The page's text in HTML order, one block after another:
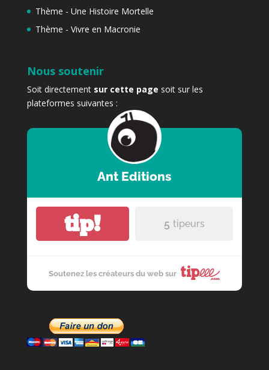
Thème - Une Histoire Mortelle
Thème - Vivre en Macronie
Nous soutenir
Soit directement sur cette page soit sur les
plateformes suivantes :
Ant Editions
tip! 5 tipeurs
Soutenez les créateurs du web sur